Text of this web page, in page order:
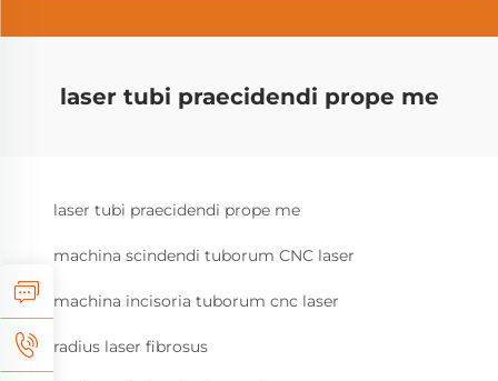
laser tubi praecidendi prope me
laser tubi praecidendi prope me
machina scindendi tuborum CNC laser
machina incisoria tuborum cnc laser
radius laser fibrosus